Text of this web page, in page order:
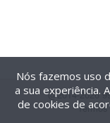
@2014-2026
Nós fazemos uso
a sua experiência.
de cookies de